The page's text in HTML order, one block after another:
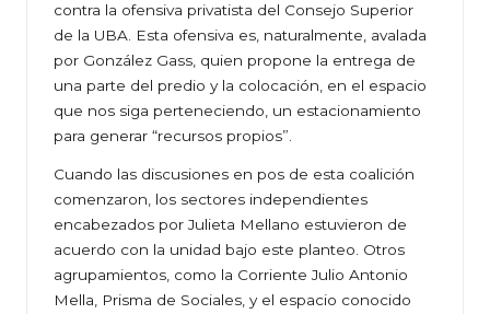
contra la ofensiva privatista del Consejo Superior
de la UBA. Esta ofensiva es, naturalmente, avalada
por González Gass, quien propone la entrega de
una parte del predio y la colocación, en el espacio
que nos siga perteneciendo, un estacionamiento
para generar “recursos propios”.
Cuando las discusiones en pos de esta coalición
comenzaron, los sectores independientes
encabezados por Julieta Mellano estuvieron de
acuerdo con la unidad bajo este planteo. Otros
agrupamientos, como la Corriente Julio Antonio
Mella, Prisma de Sociales, y el espacio conocido